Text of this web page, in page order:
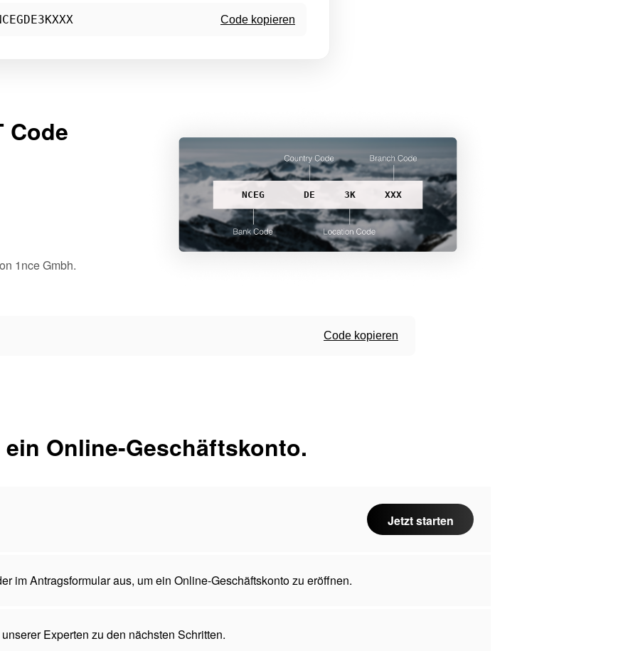
Code kopieren
Code
1nce Gmbh.
NCEG DE 3K XXX
Code kopieren
Online-Geschäftskonto.
Jetzt starten
im Antragsformular aus, um ein Online-Geschäftskonto zu eröffnen.
Experten zu den nächsten Schritten.